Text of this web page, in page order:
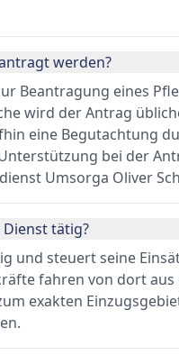
werden?
Beantragung eines
wird der Antrag
eine Begutachtung
bei der
Umsorga Oliver
tätig?
und steuert seine
fahren von dort
exakten